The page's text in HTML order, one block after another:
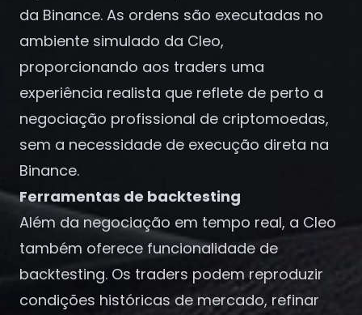
da Binance. As ordens são executadas no
ambiente simulado da Cleo,
proporcionando aos traders uma
experiência realista que reflete de perto a
negociação profissional de criptomoedas,
sem a necessidade de execução direta na
Binance.
Ferramentas de backtesting
Além da negociação em tempo real, a Cleo
também oferece funcionalidade de
backtesting. Os traders podem reproduzir
condições históricas de mercado, refinar